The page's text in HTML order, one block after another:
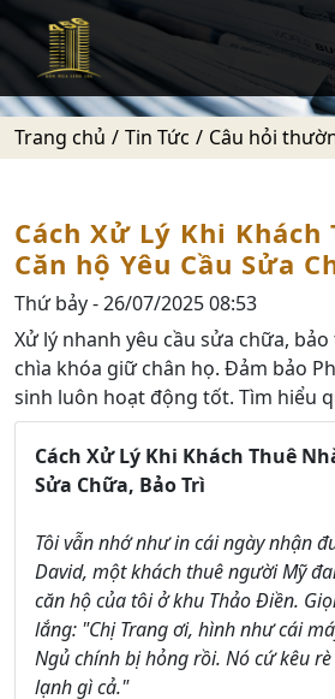
Trang chủ Tin Tức Câu hỏi
Cách Xử Lý Khi Khách
Căn hộ Yêu Cầu Sửa
Thứ bảy - 26/07/2025 08:53
Xử lý nhanh yêu cầu sửa chữa,
chìa khóa giữ chân họ. Đảm bảo
sinh luôn hoạt động tốt. Tìm hiểu
Cách Xử Lý Khi Khách Thuê
Sửa Chữa, Bảo Trì
Tôi vẫn nhớ như in cái ngày nhận
David, một khách thuê người Mỹ
căn hộ của tôi ở khu Thảo Điền.
lắng: "Chị Trang ơi, hình như cái
Ngủ chính bị hỏng rồi. Nó cứ kêu
lạnh gì cả."